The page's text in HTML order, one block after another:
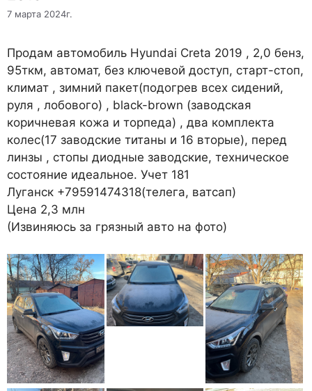
7 марта 2024г.
Продам автомобиль Hyundai Creta 2019 , 2,0 бенз,
95ткм, автомат, без ключевой доступ, старт-стоп,
климат , зимний пакет(подогрев всех сидений,
руля , лобового) , black-brown (заводская
коричневая кожа и торпеда) , два комплекта
колес(17 заводские титаны и 16 вторые), перед
линзы , стопы диодные заводские, техническое
состояние идеальное. Учет 181
Луганск +79591474318(телега, ватсап)
Цена 2,3 млн
(Извиняюсь за грязный авто на фото)